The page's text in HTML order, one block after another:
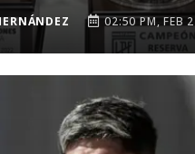
02:50 PM, FEB